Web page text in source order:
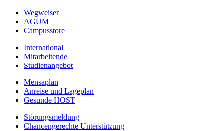
Wegweiser
AGUM
Campusstore
International
Mitarbeitende
Studienangebot
Mensaplan
Anreise und Lageplan
Gesunde HOST
Störungsmeldung
Chancengerechte Unterstützung